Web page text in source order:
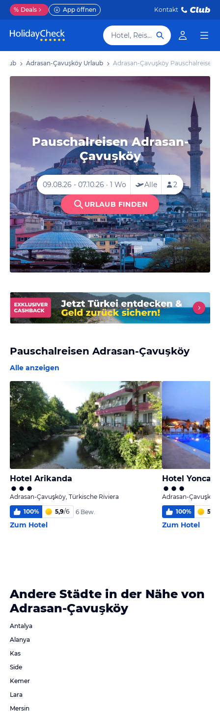
% Deals App öffnen Kontakt
Hotel, Reiseziel
Adrasan-Çavuşköy Urlaub Adrasan-Çavuşköy Pauschalreisen
Pauschalreisen Adrasan-
Çavuşköy
Pauschalreisen Adrasan-Çavuşköy
Alle anzeigen
Hotel Arikanda
Adrasan-Çavuşköy, Türkische Riviera
100% 5,9/6 6 Bew.
Zum Hotel
Hotel Yonca
Adrasan-
100% 5,0
Zum Hotel
Andere Städte in der Nähe von
Adrasan-Çavuşköy
Antalya
Alanya
Kas
Side
Kemer
Lara
Mersin